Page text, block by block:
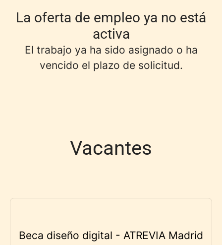
La oferta de empleo ya no está
activa
El trabajo ya ha sido asignado o ha
vencido el plazo de solicitud.
Vacantes
Beca diseño digital - ATREVIA Madrid